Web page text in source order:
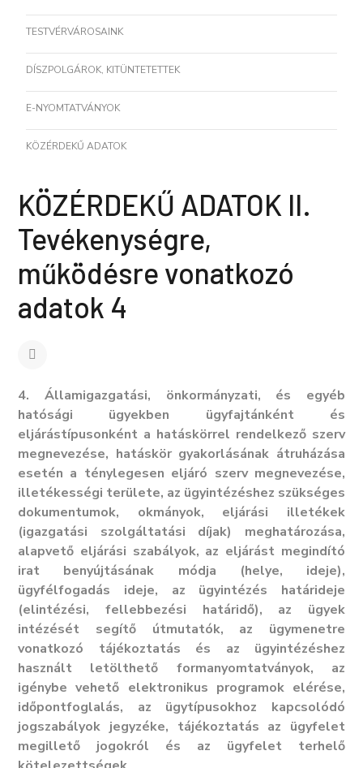
TESTVÉRVÁROSAINK
DÍSZPOLGÁROK, KITÜNTETETTEK
E-NYOMTATVÁNYOK
KÖZÉRDEKŰ ADATOK
KÖZÉRDEKŰ ADATOK II.
Tevékenységre,
működésre vonatkozó
adatok 4
4. Államigazgatási, önkormányzati, és egyéb
hatósági ügyekben ügyfajtánként és
eljárástípusonként a hatáskörrel rendelkező szerv
megnevezése, hatáskör gyakorlásának átruházása
esetén a ténylegesen eljáró szerv megnevezése,
illetékességi területe, az ügyintézéshez szükséges
dokumentumok, okmányok, eljárási illetékek
(igazgatási szolgáltatási díjak) meghatározása,
alapvető eljárási szabályok, az eljárást megindító
irat benyújtásának módja (helye, ideje),
ügyfélfogadás ideje, az ügyintézés határideje
(elintézési, fellebbezési határidő), az ügyek
intézését segítő útmutatók, az ügymenetre
vonatkozó tájékoztatás és az ügyintézéshez
használt letölthető formanyomtatványok, az
igénybe vehető elektronikus programok elérése,
időpontfoglalás, az ügytípusokhoz kapcsolódó
jogszabályok jegyzéke, tájékoztatás az ügyfelet
megillető jogokról és az ügyfelet terhelő